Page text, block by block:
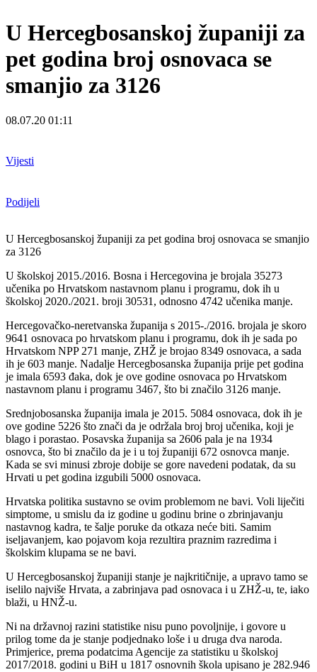
U Hercegbosanskoj županiji za
pet godina broj osnovaca se
smanjio za 3126
08.07.20 01:11
Vijesti
Podijeli
U Hercegbosanskoj županiji za pet godina broj osnovaca se smanjio
za 3126
U školskoj 2015./2016. Bosna i Hercegovina je brojala 35273
učenika po Hrvatskom nastavnom planu i programu, dok ih u
školskoj 2020./2021. broji 30531, odnosno 4742 učenika manje.
Hercegovačko-neretvanska županija s 2015-./2016. brojala je skoro
9641 osnovaca po hrvatskom planu i programu, dok ih je sada po
Hrvatskom NPP 271 manje, ZHŽ je brojao 8349 osnovaca, a sada
ih je 603 manje. Nadalje Hercegbosanska županija prije pet godina
je imala 6593 đaka, dok je ove godine osnovaca po Hrvatskom
nastavnom planu i programu 3467, što bi značilo 3126 manje.
Srednjobosanska županija imala je 2015. 5084 osnovaca, dok ih je
ove godine 5226 što znači da je održala broj broj učenika, koji je
blago i porastao. Posavska županija sa 2606 pala je na 1934
osnovca, što bi značilo da je i u toj županiji 672 osnovca manje.
Kada se svi minusi zbroje dobije se gore navedeni podatak, da su
Hrvati u pet godina izgubili 5000 osnovaca.
Hrvatska politika sustavno se ovim problemom ne bavi. Voli liječiti
simptome, u smislu da iz godine u godinu brine o zbrinjavanju
nastavnog kadra, te šalje poruke da otkaza neće biti. Samim
iseljavanjem, kao pojavom koja rezultira praznim razredima i
školskim klupama se ne bavi.
U Hercegbosanskoj županiji stanje je najkritičnije, a upravo tamo se
iselilo najviše Hrvata, a zabrinjava pad osnovaca i u ZHŽ-u, te, iako
blaži, u HNŽ-u.
Ni na državnoj razini statistike nisu puno povoljnije, i govore u
prilog tome da je stanje podjednako loše i u druga dva naroda.
Primjerice, prema podatcima Agencije za statistiku u školskoj
2017/2018. godini u BiH u 1817 osnovnih škola upisano je 282.946